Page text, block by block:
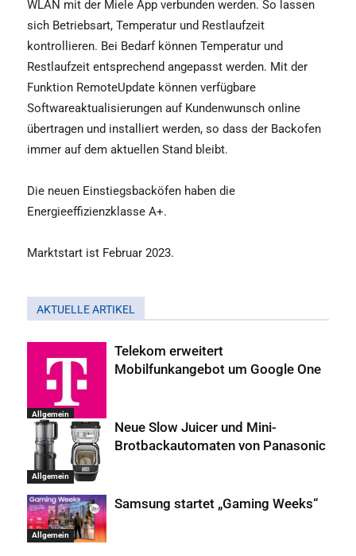
WLAN mit der Miele App verbunden werden. So lassen
sich Betriebsart, Temperatur und Restlaufzeit
kontrollieren. Bei Bedarf können Temperatur und
Restlaufzeit entsprechend angepasst werden. Mit der
Funktion RemoteUpdate können verfügbare
Softwareaktualisierungen auf Kundenwunsch online
übertragen und installiert werden, so dass der Backofen
immer auf dem aktuellen Stand bleibt.
Die neuen Einstiegsbacköfen haben die
Energieeffizienzklasse A+.
Marktstart ist Februar 2023.
AKTUELLE ARTIKEL
Allgemein
Telekom erweitert
Mobilfunkangebot um Google One
Allgemein
Neue Slow Juicer und Mini-
Brotbackautomaten von Panasonic
Allgemein
Samsung startet „Gaming Weeks“